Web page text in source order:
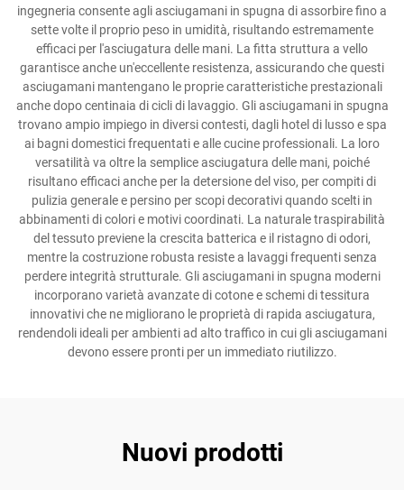
ingegneria consente agli asciugamani in spugna di assorbire fino a
sette volte il proprio peso in umidità, risultando estremamente
efficaci per l'asciugatura delle mani. La fitta struttura a vello
garantisce anche un'eccellente resistenza, assicurando che questi
asciugamani mantengano le proprie caratteristiche prestazionali
anche dopo centinaia di cicli di lavaggio. Gli asciugamani in spugna
trovano ampio impiego in diversi contesti, dagli hotel di lusso e spa
ai bagni domestici frequentati e alle cucine professionali. La loro
versatilità va oltre la semplice asciugatura delle mani, poiché
risultano efficaci anche per la detersione del viso, per compiti di
pulizia generale e persino per scopi decorativi quando scelti in
abbinamenti di colori e motivi coordinati. La naturale traspirabilità
del tessuto previene la crescita batterica e il ristagno di odori,
mentre la costruzione robusta resiste a lavaggi frequenti senza
perdere integrità strutturale. Gli asciugamani in spugna moderni
incorporano varietà avanzate di cotone e schemi di tessitura
innovativi che ne migliorano le proprietà di rapida asciugatura,
rendendoli ideali per ambienti ad alto traffico in cui gli asciugamani
devono essere pronti per un immediato riutilizzo.
Nuovi prodotti